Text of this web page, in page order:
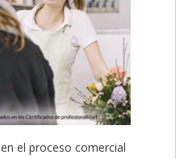
el proceso comercial